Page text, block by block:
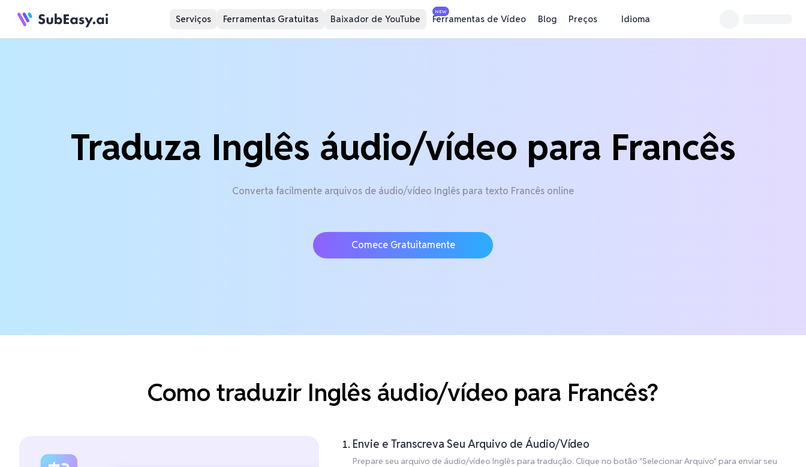
Serviços Ferramentas Gratuitas Baixador de YouTube
NEW
Ferramentas de Vídeo Blog Preços Idioma
Traduza Inglês áudio/vídeo para Francês
Converta facilmente arquivos de áudio/vídeo Inglês para texto Francês online
Comece Gratuitamente
Como traduzir Inglês áudio/vídeo para Francês?
Envie e Transcreva Seu Arquivo de Áudio/Vídeo
Prepare seu arquivo de áudio/vídeo Inglês para tradução. Clique no botão "Selecionar Arquivo" para enviar seu